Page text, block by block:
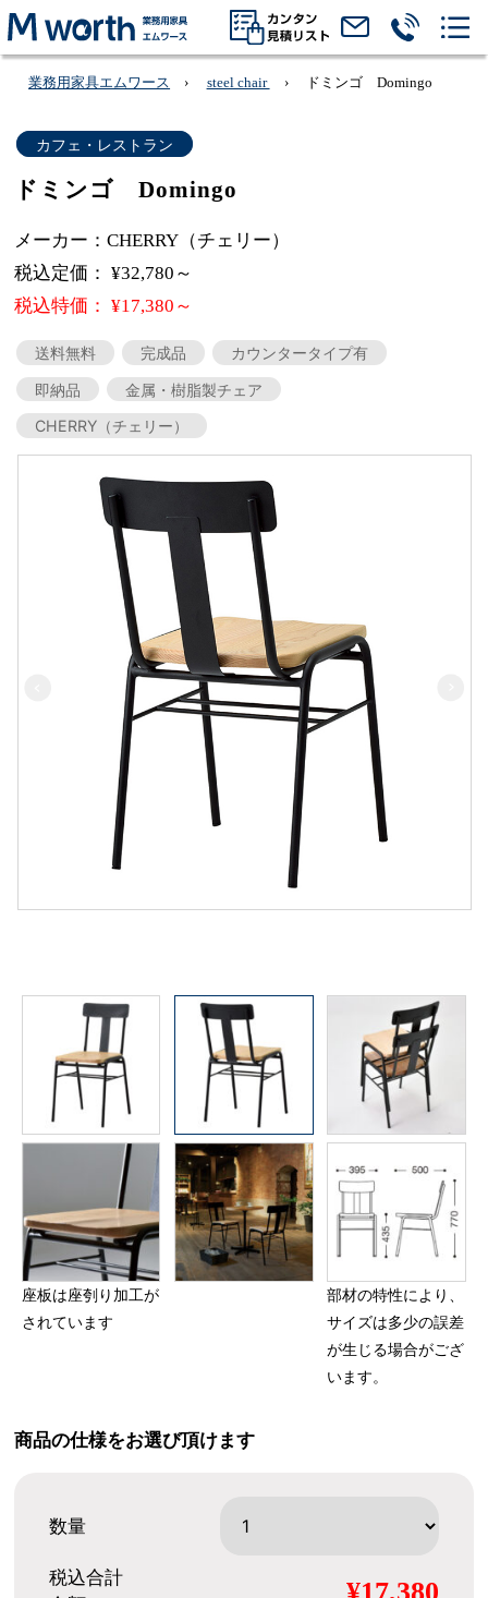
業務用家具エムワース steel chair ドミンゴ Domingo
カフェ・レストラン
ドミンゴ Domingo
メーカー：CHERRY（チェリー）
税込定価： ¥32,780～
税込特価： ¥17,380～
送料無料 完成品
カウンタータイプ有
即納品
金属・樹脂製チェア
CHERRY（チェリー）
座板は座刳り加工が
されています
部材の特性により、
サイズは多少の誤差
が生じる場合がござ
います。
商品の仕様をお選び頂けます
数量
税込合計
¥17,380